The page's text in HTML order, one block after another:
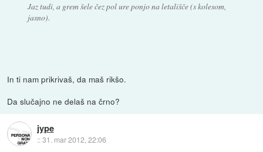
Jaz tudi, a grem šele čez pol ure ponjo na letališče (s kolesom,
jasno).
In ti nam prikrivaš, da maš rikšo.
Da slučajno ne delaš na črno?
jype
::31. mar 2012, 22:06